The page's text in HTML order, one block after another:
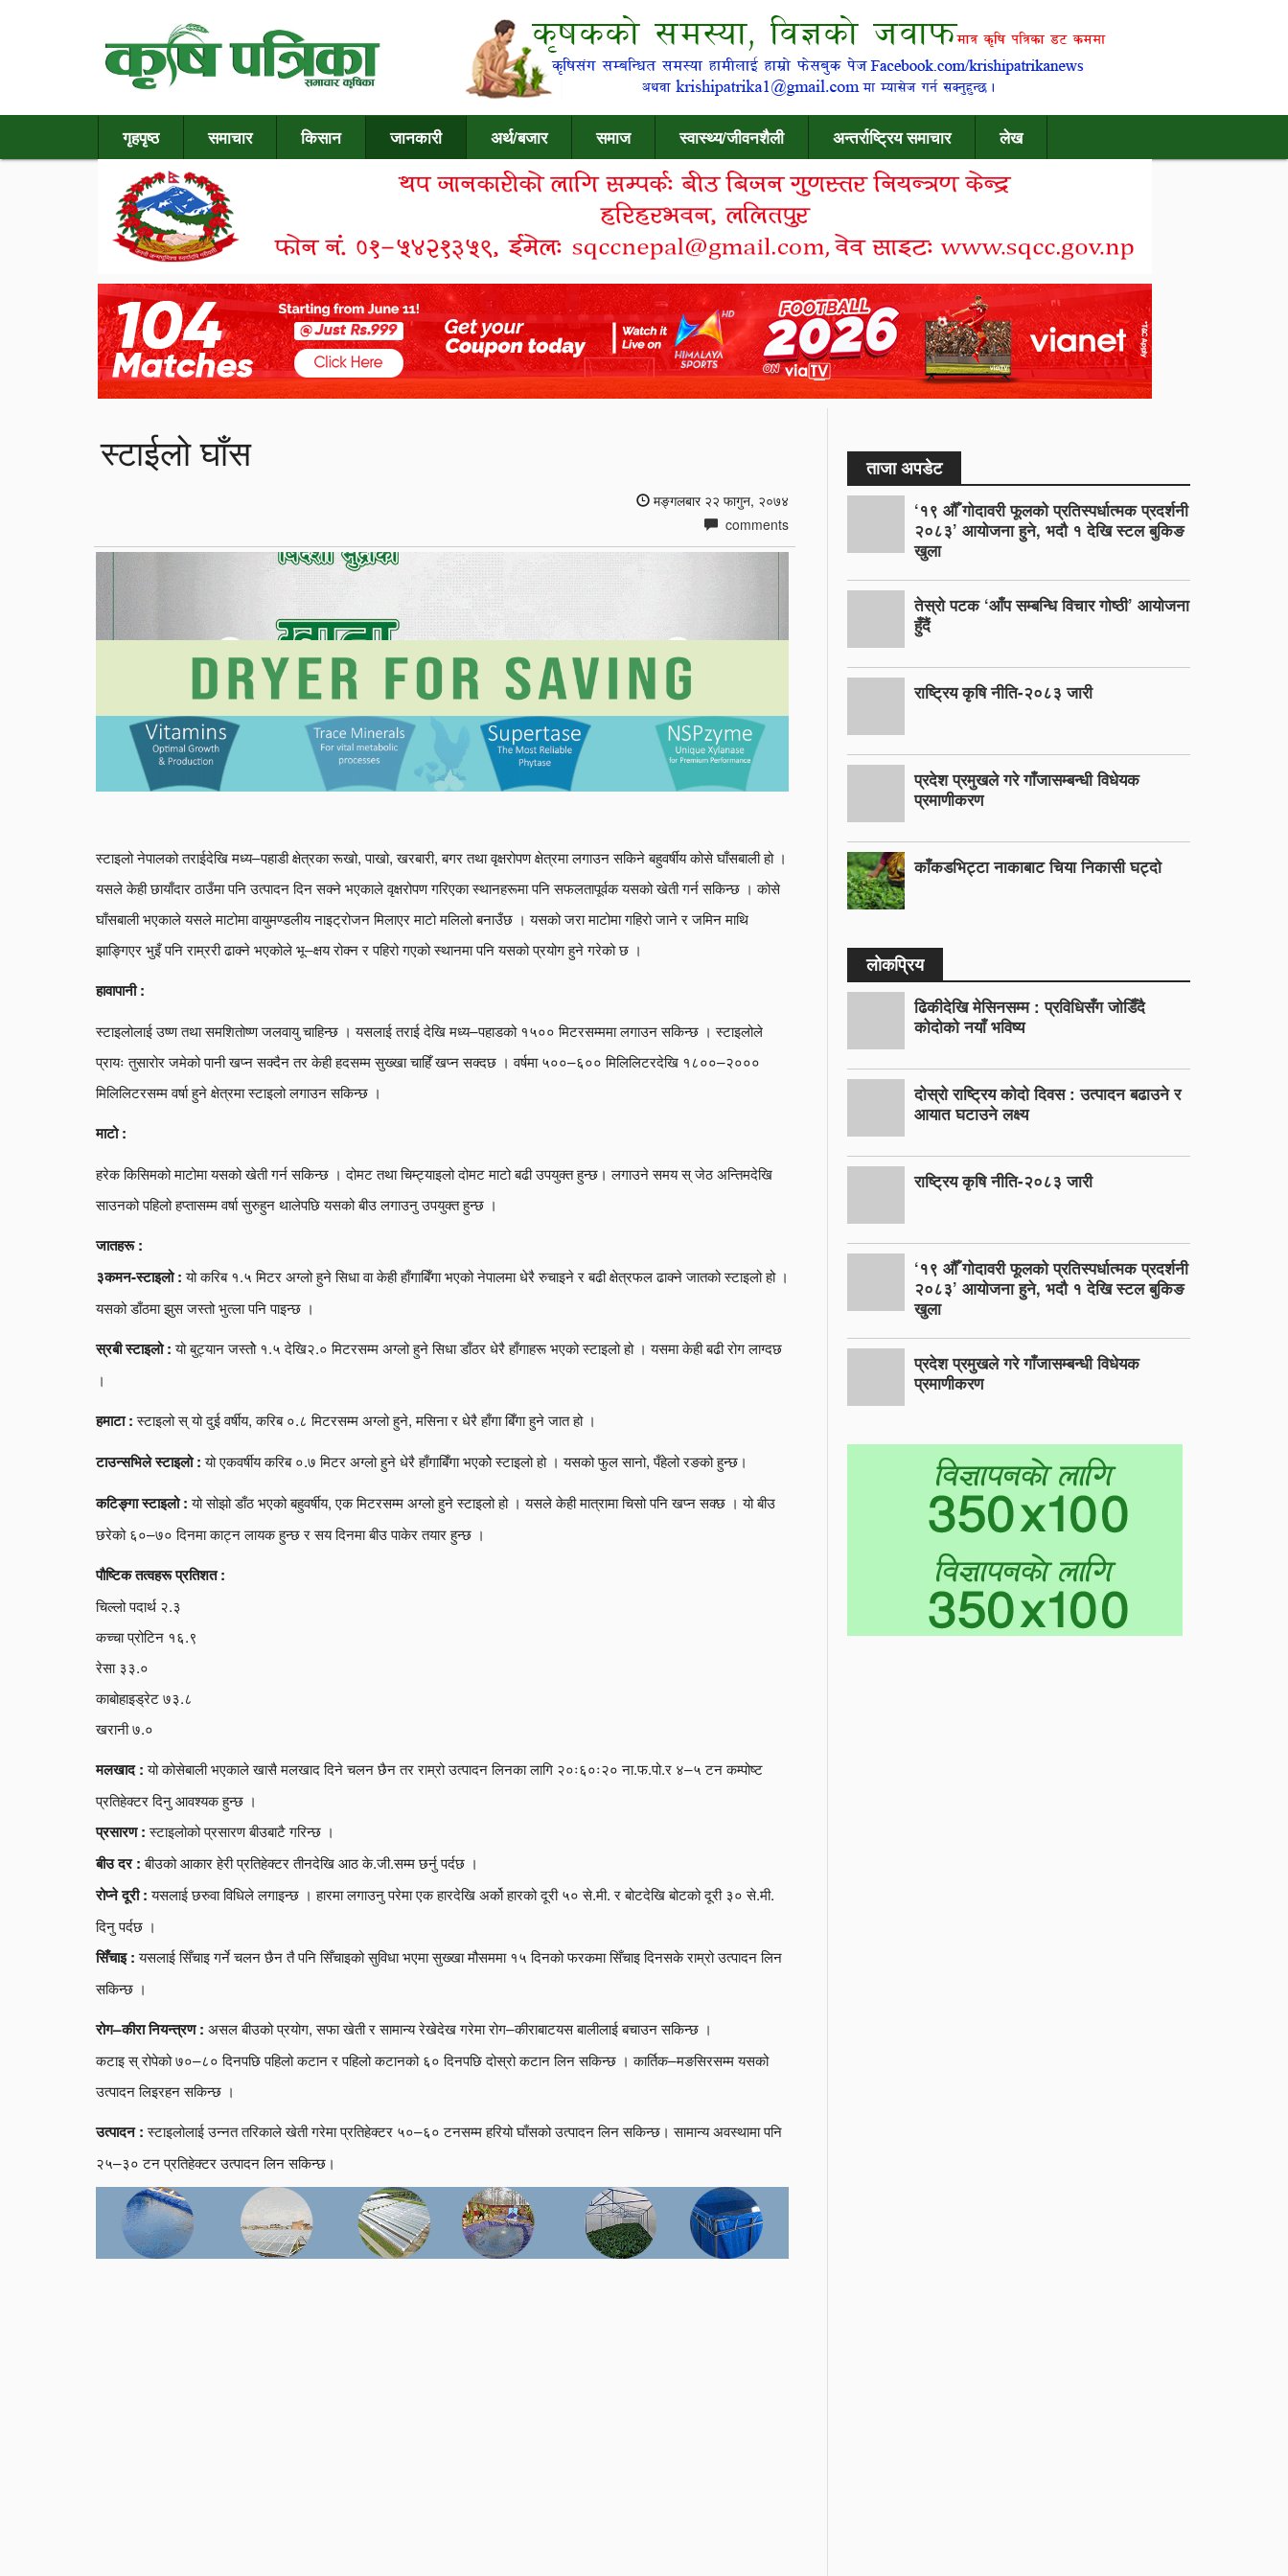
गृहपृष्ठ समाचार किसान जानकारी अर्थ/बजार समाज स्वास्थ्य/जीवनशैली अन्तर्राष्ट्रिय समाचार लेख
स्टाईलो घाँस
मङ्गलबार २२ फागुन, २०७४
comments
स्टाइलो नेपालको तराईदेखि मध्य–पहाडी क्षेत्रका रूखो, पाखो, खरबारी, बगर तथा वृक्षरोपण क्षेत्रमा लगाउन सकिने बहुवर्षीय कोसे घाँसबाली हो ।
यसले केही छायाँदार ठाउँमा पनि उत्पादन दिन सक्ने भएकाले वृक्षरोपण गरिएका स्थानहरूमा पनि सफलतापूर्वक यसको खेती गर्न सकिन्छ । कोसे
घाँसबाली भएकाले यसले माटोमा वायुमण्डलीय नाइट्रोजन मिलाएर माटो मलिलो बनाउँछ । यसको जरा माटोमा गहिरो जाने र जमिन माथि
झाङ्गिएर भुइँ पनि राम्ररी ढाक्ने भएकोले भू–क्षय रोक्न र पहिरो गएको स्थानमा पनि यसको प्रयोग हुने गरेको छ ।
हावापानी :
स्टाइलोलाई उष्ण तथा समशितोष्ण जलवायु चाहिन्छ । यसलाई तराई देखि मध्य–पहाडको १५०० मिटरसम्ममा लगाउन सकिन्छ । स्टाइलोले
प्रायः तुसारोर जमेको पानी खप्न सक्दैन तर केही हदसम्म सुख्खा चाहिँ खप्न सक्दछ । वर्षमा ५००–६०० मिलिलिटरदेखि १८००–२०००
मिलिलिटरसम्म वर्षा हुने क्षेत्रमा स्टाइलो लगाउन सकिन्छ ।
माटो :
हरेक किसिमको माटोमा यसको खेती गर्न सकिन्छ । दोमट तथा चिम्ट्याइलो दोमट माटो बढी उपयुक्त हुन्छ। लगाउने समय स् जेठ अन्तिमदेखि
साउनको पहिलो हप्तासम्म वर्षा सुरुहुन थालेपछि यसको बीउ लगाउनु उपयुक्त हुन्छ ।
जातहरू :
३कमन-स्टाइलो :यो करिब १.५ मिटर अग्लो हुने सिधा वा केही हाँगाबिँगा भएको नेपालमा धेरै रुचाइने र बढी क्षेत्रफल ढाक्ने जातको स्टाइलो हो ।
यसको डाँठमा झुस जस्तो भुत्ला पनि पाइन्छ ।
स्रबी स्टाइलो :यो बुट्यान जस्तोे १.५ देखि२.० मिटरसम्म अग्लो हुने सिधा डाँठर धेरै हाँगाहरू भएको स्टाइलो हो । यसमा केही बढी रोग लाग्दछ
।
हमाटा :स्टाइलो स् यो दुई वर्षीय, करिब ०.८ मिटरसम्म अग्लो हुने, मसिना र धेरै हाँगा बिँगा हुने जात हो ।
टाउन्सभिले स्टाइलो :यो एकवर्षीय करिब ०.७ मिटर अग्लो हुने धेरै हाँगाबिँगा भएकोे स्टाइलो हो । यसको फुल सानो, पँहेलो रङको हुन्छ।
कटिङ्गा स्टाइलो :यो सोझो डाँठ भएको बहुवर्षीय, एक मिटरसम्म अग्लो हुने स्टाइलो हो । यसले केही मात्रामा चिसो पनि खप्न सक्छ । यो बीउ
छरेको ६०–७० दिनमा काट्न लायक हुन्छ र सय दिनमा बीउ पाकेर तयार हुन्छ ।
पौष्टिक तत्वहरू प्रतिशत :
चिल्लो पदार्थ २.३
कच्चा प्रोटिन १६.९
रेसा ३३.०
काबोहाइड्रेट ७३.८
खरानी ७.०
मलखाद :यो कोसेबाली भएकाले खासै मलखाद दिने चलन छैन तर राम्रो उत्पादन लिनका लागि २०ः६०ः२० ना.फ.पो.र ४–५ टन कम्पोष्ट
प्रतिहेक्टर दिनु आवश्यक हुन्छ ।
प्रसारण :स्टाइलोको प्रसारण बीउबाटै गरिन्छ ।
बीउ दर :बीउको आकार हेरी प्रतिहेक्टर तीनदेखि आठ के.जी.सम्म छर्नु पर्दछ ।
रोप्ने दूरी :यसलाई छरुवा विधिले लगाइन्छ । हारमा लगाउनु परेमा एक हारदेखि अर्को हारको दूरी ५० से.मी. र बोटदेखि बोटको दूरी ३० से.मी.
दिनु पर्दछ ।
सिँचाइ :यसलाई सिँचाइ गर्ने चलन छैन तै पनि सिँचाइको सुविधा भएमा सुख्खा मौसममा १५ दिनको फरकमा सिँचाइ दिनसके राम्रो उत्पादन लिन
सकिन्छ ।
रोग–कीरा नियन्त्रण : असल बीउको प्रयोग, सफा खेती र सामान्य रेखेदेख गरेमा रोग–कीराबाटयस बालीलाई बचाउन सकिन्छ ।
कटाइ स् रोपेको ७०–८० दिनपछि पहिलो कटान र पहिलो कटानको ६० दिनपछि दोस्रो कटान लिन सकिन्छ । कार्तिक–मङसिरसम्म यसको
उत्पादन लिइरहन सकिन्छ ।
उत्पादन :स्टाइलोलाई उन्नत तरिकाले खेती गरेमा प्रतिहेक्टर ५०–६० टनसम्म हरियो घाँसको उत्पादन लिन सकिन्छ। सामान्य अवस्थामा पनि
२५–३० टन प्रतिहेक्टर उत्पादन लिन सकिन्छ।
ताजा अपडेट
‘१९ औँ गोदावरी फूलको प्रतिस्पर्धात्मक प्रदर्शनी
२०८३’ आयोजना हुने, भदौ १ देखि स्टल बुकिङ
खुला
तेस्रो पटक ‘आँप सम्बन्धि विचार गोष्ठी’ आयोजना
हुँदैं
राष्ट्रिय कृषि नीति-२०८३ जारी
प्रदेश प्रमुखले गरे गाँजासम्बन्धी विधेयक
प्रमाणीकरण
काँकडभिट्टा नाकाबाट चिया निकासी घट्दो
लोकप्रिय
ढिकीदेखि मेसिनसम्म : प्रविधिसँग जोडिँदै
कोदोको नयाँ भविष्य
दोस्रो राष्ट्रिय कोदो दिवस : उत्पादन बढाउने र
आयात घटाउने लक्ष्य
राष्ट्रिय कृषि नीति-२०८३ जारी
‘१९ औँ गोदावरी फूलको प्रतिस्पर्धात्मक प्रदर्शनी
२०८३’ आयोजना हुने, भदौ १ देखि स्टल बुकिङ
खुला
प्रदेश प्रमुखले गरे गाँजासम्बन्धी विधेयक
प्रमाणीकरण